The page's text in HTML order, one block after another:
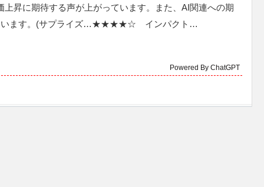
昇に期待する声が上がっています。また、AI関連への期
ています。(サプライズ…★★★★☆ インパクト…
Powered By ChatGPT